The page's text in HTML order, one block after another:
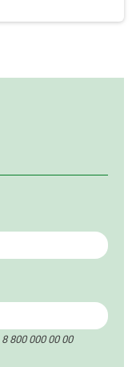
8 800 000 00 00